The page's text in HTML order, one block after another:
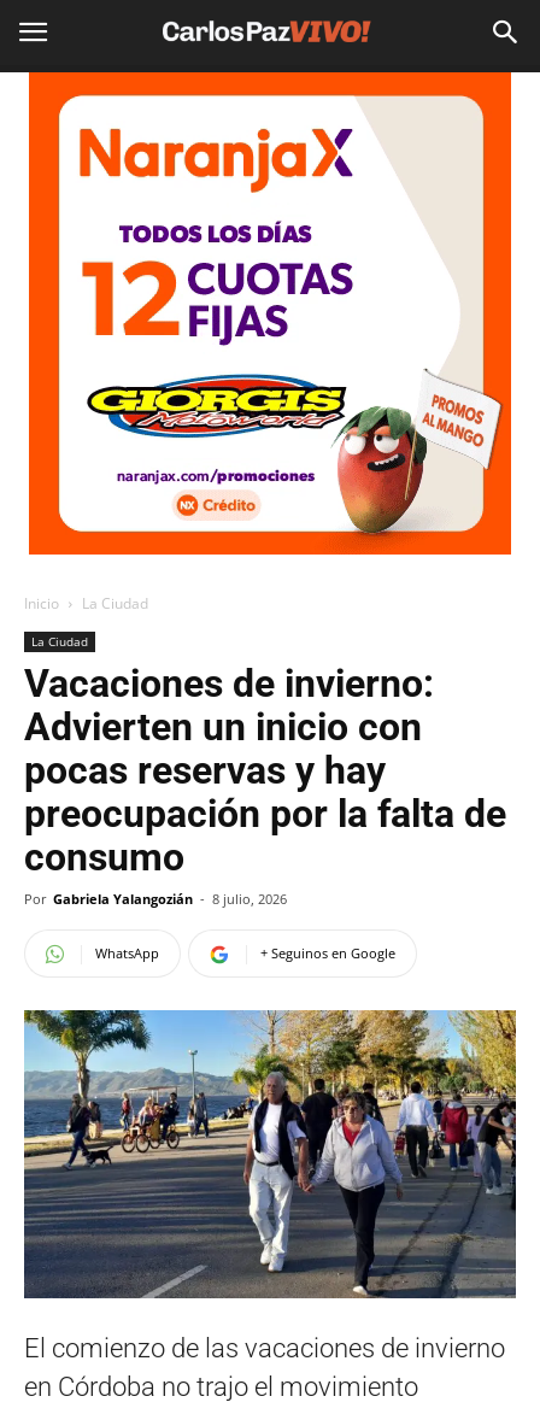
Inicio La Ciudad
La Ciudad
Vacaciones de invierno:
Advierten un inicio con
pocas reservas y hay
preocupación por la falta de
consumo
Por Gabriela Yalangozián - 8 julio, 2026
WhatsApp + Seguinos en Google
El comienzo de las vacaciones de invierno
en Córdoba no trajo el movimiento